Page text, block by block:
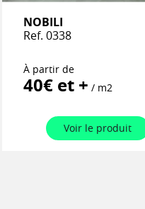
NOBILI
Ref. 0338
À partir de
40€ et + / m2
Voir le produit